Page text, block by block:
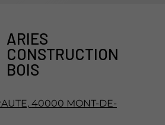
ARIES
CONSTRUCTION
BOIS
40000 MONT-DE-